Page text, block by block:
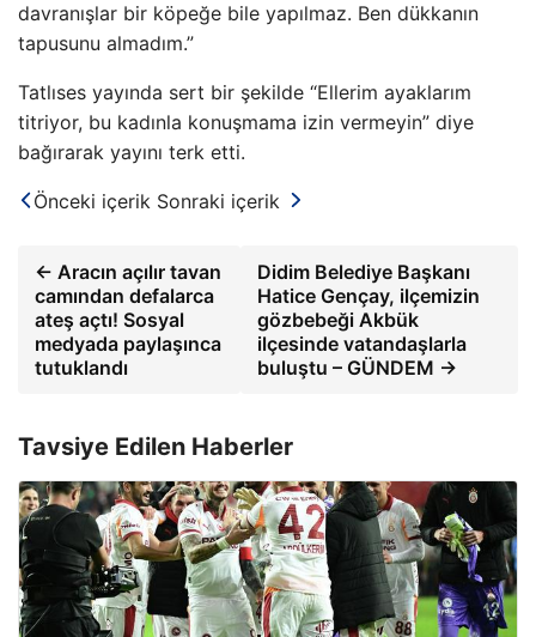
davranışlar bir köpeğe bile yapılmaz. Ben dükkanın
tapusunu almadım.”
Tatlıses yayında sert bir şekilde “Ellerim ayaklarım
titriyor, bu kadınla konuşmama izin vermeyin” diye
bağırarak yayını terk etti.
Önceki içerik Sonraki içerik
← Aracın açılır tavan
camından defalarca
ateş açtı! Sosyal
medyada paylaşınca
tutuklandı
Didim Belediye Başkanı
Hatice Gençay, ilçemizin
gözbebeği Akbük
ilçesinde vatandaşlarla
buluştu – GÜNDEM →
Tavsiye Edilen Haberler